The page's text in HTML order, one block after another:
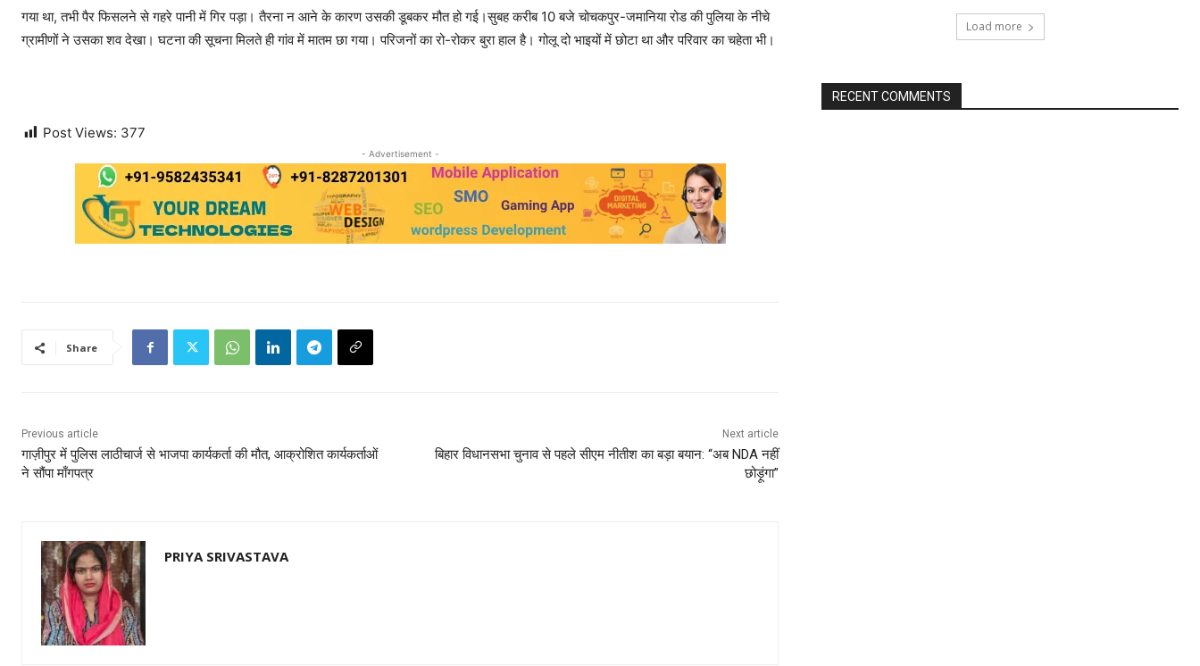
गया था, तभी पैर फिसलने से गहरे पानी में गिर पड़ा। तैरना न आने के कारण उसकी डूबकर मौत हो गई।सुबह करीब 10 बजे चोचकपुर-जमानिया रोड की पुलिया के नीचे
ग्रामीणों ने उसका शव देखा। घटना की सूचना मिलते ही गांव में मातम छा गया। परिजनों का रो-रोकर बुरा हाल है। गोलू दो भाइयों में छोटा था और परिवार का चहेता भी।
Post Views: 377
- Advertisement -
Share
Previous article
गाज़ीपुर में पुलिस लाठीचार्ज से भाजपा कार्यकर्ता की मौत, आक्रोशित कार्यकर्ताओं
ने सौंपा माँगपत्र
Next article
बिहार विधानसभा चुनाव से पहले सीएम नीतीश का बड़ा बयान: “अब NDA नहीं
छोड़ूंगा”
PRIYA SRIVASTAVA
Load more
RECENT COMMENTS